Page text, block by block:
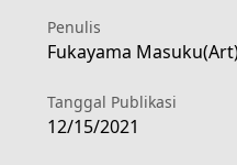
Penulis
Fukayama
Tanggal Publikasi
12/15/2021